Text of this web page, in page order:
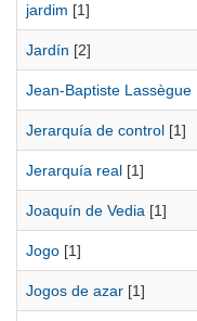
jardim [1]
Jardín [2]
Jean-Baptiste Lassègue
Jerarquía de control [1]
Jerarquía real [1]
Joaquín de Vedia [1]
Jogo [1]
Jogos de azar [1]